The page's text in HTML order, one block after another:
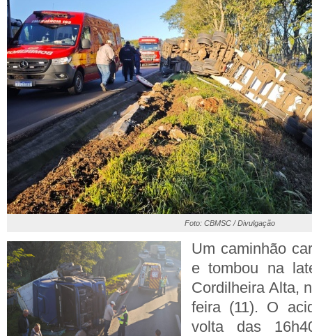
Foto: CBMSC / Divulgação
Um caminhão
e tombou na
Cordilheira Alta,
feira (11). O
volta das